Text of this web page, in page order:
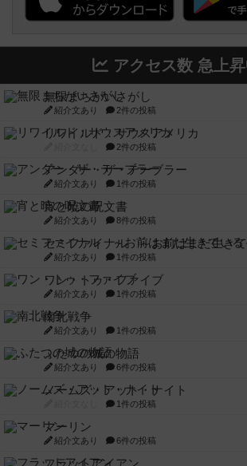
アクセス数 急上
無限まちがいさがし
紹介文あり 2件の投稿
リワイルド：サウスアメリカ
2件の投稿
アンダー・ザ・テーブラー
紹介文あり 1件の投稿
宵と暁の呪文書
紹介文あり 8件の投稿
セミファイナル ～お前はまだ生きて
紹介文あり 1件の投稿
ワン・トゥ・ファイブ
紹介文あり 1件の投稿
南北戦争
紹介文あり 1件の投稿
ふたつの城の物語
紹介文あり 6件の投稿
ノームズ・アット・ナイト
1件の投稿
マーリン
紹介文あり 6件の投稿